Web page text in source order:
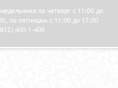
по четверг с 11:00 до
по пятницам с 11:00 до 17:00
400-1-400